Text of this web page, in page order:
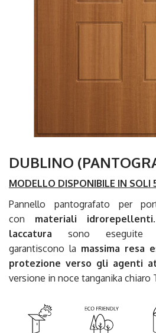
DUBLINO
MODELLO DISPONIBILE IN SOLI
Pannello pantografato per
con materiali idrorepellenti
laccatura sono eseguite
garantiscono la massima resa
protezione verso gli agenti
versione in noce tanganika chiaro